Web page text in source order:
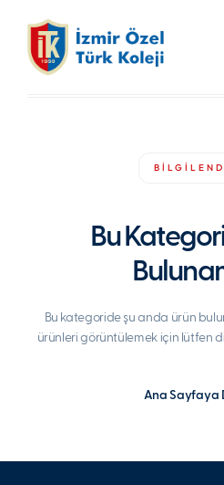
Bu
Bu kategoride şu anda ürün
ürünleri görüntülemek için lütfen
Ana Sayfaya